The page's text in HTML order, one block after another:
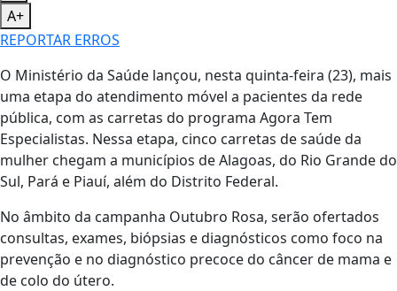
A+
REPORTAR ERROS
O Ministério da Saúde lançou, nesta quinta-feira (23), mais
uma etapa do atendimento móvel a pacientes da rede
pública, com as carretas do programa Agora Tem
Especialistas. Nessa etapa, cinco carretas de saúde da
mulher chegam a municípios de Alagoas, do Rio Grande do
Sul, Pará e Piauí, além do Distrito Federal.
No âmbito da campanha Outubro Rosa, serão ofertados
consultas, exames, biópsias e diagnósticos como foco na
prevenção e no diagnóstico precoce do câncer de mama e
de colo do útero.